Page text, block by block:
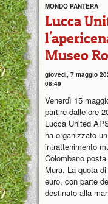
MONDO PANTERA
Lucca
Museo
giovedì, 7 maggio
08:49
Venerdì 15
partire dalle ore
Lucca United
ha organizzato
intrattenimento
Colombano
Mura. La quota
euro, con parte
destinato alla